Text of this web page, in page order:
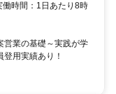
時間：1日あたり8時
の基礎～実践が学
用実績あり！